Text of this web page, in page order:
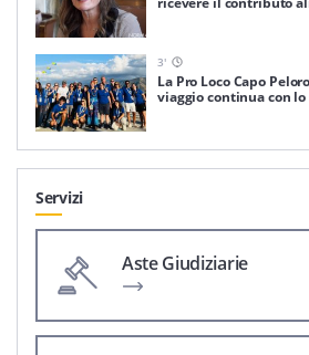
3'
La Pro Loco Capo
viaggio continua con
Servizi
Aste Giudiziarie